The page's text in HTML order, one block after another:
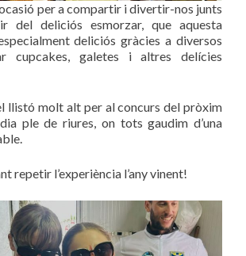
per a compartir i divertir-nos junts
del deliciós esmorzar, que aquesta
deliciós gràcies a diversos
cupcakes, galetes i altres delícies
llistó molt alt per al concurs del pròxim
ple de riures, on tots gaudim d’una
repetir l’experiència l’any vinent!